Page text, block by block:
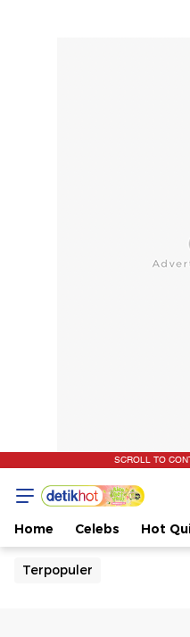
SCROLL TO
Home Celebs Hot
Terpopuler